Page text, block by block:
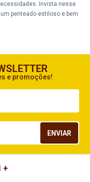
Invista nesse
penteado estiloso e bem
e promoções!
ENVIAR